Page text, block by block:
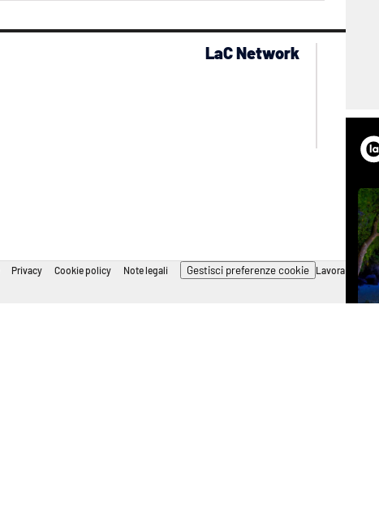
LaC Network
Privacy Cookie policy Note legali Gestisci preferenze cookie Lavora con noi